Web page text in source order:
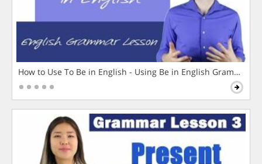
How to Use To Be in English - Using Be in English Grammar